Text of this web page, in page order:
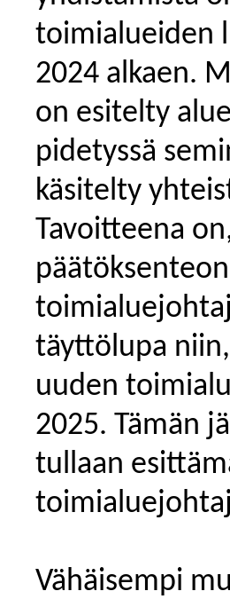
toimialueiden
2024 alkaen.
on esitelty
pidetyssä
käsitelty
Tavoitteena
täyttölupa
uuden
2025. Tämän
tullaan
Vähäisempi